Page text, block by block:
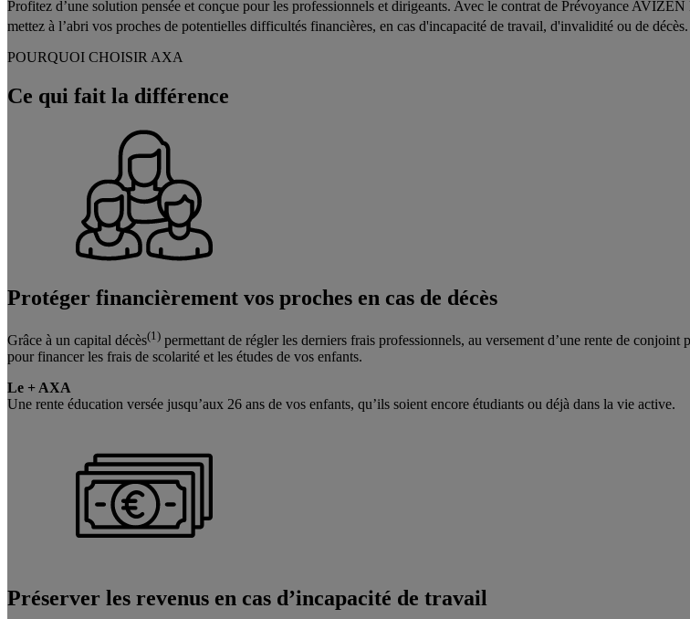
Profitez d’une solution pensée et conçue pour les professionnels et dirigeants. Avec le contrat de Prévoyance
mettez à l’abri vos proches de potentielles difficultés financières, en cas d'incapacité de travail, d'invalidité ou de décès.
POURQUOI CHOISIR AXA
Ce qui fait la différence
Protéger financièrement vos proches en cas de décès
Grâce à un capital décès(1) permettant de régler les derniers frais professionnels, au versement d’une rente de
pour financer les frais de scolarité et les études de vos enfants.
Le + AXA
Une rente éducation versée jusqu’aux 26 ans de vos enfants, qu’ils soient encore étudiants ou déjà dans la vie active.
Préserver les revenus en cas d’incapacité de travail